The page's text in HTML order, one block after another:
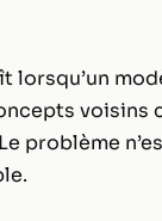
lorsqu’un
voisins
problème